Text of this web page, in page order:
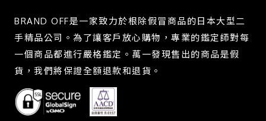
BRAND OFF是一家致力於根除假冒商品的日本大型二
手精品公司。為了讓客戶放心購物，專業的鑑定師對每
一個商品都進行嚴格鑑定。萬一發現售出的商品是假
貨，我們將保證全額退款和退貨。